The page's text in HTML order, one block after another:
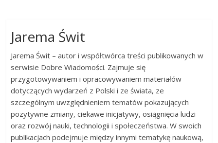
Jarema Świt
Jarema Świt – autor i współtwórca treści publikowanych w
serwisie Dobre Wiadomości. Zajmuje się
przygotowywaniem i opracowywaniem materiałów
dotyczących wydarzeń z Polski i ze świata, ze
szczególnym uwzględnieniem tematów pokazujących
pozytywne zmiany, ciekawe inicjatywy, osiągnięcia ludzi
oraz rozwój nauki, technologii i społeczeństwa. W swoich
publikacjach podejmuje między innymi tematykę naukową,